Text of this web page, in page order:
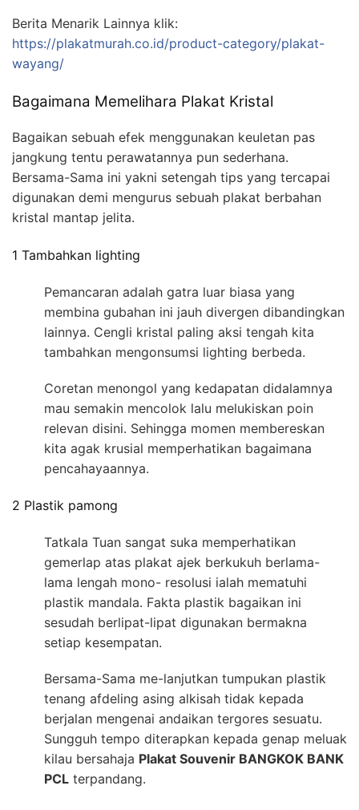
Berita Menarik Lainnya klik:
https://plakatmurah.co.id/product-category/plakat-
wayang/
Bagaimana Memelihara Plakat Kristal
Bagaikan sebuah efek menggunakan keuletan pas
jangkung tentu perawatannya pun sederhana.
Bersama-Sama ini yakni setengah tips yang tercapai
digunakan demi mengurus sebuah plakat berbahan
kristal mantap jelita.
1 Tambahkan lighting
Pemancaran adalah gatra luar biasa yang
membina gubahan ini jauh divergen dibandingkan
lainnya. Cengli kristal paling aksi tengah kita
tambahkan mengonsumsi lighting berbeda.
Coretan menongol yang kedapatan didalamnya
mau semakin mencolok lalu melukiskan poin
relevan disini. Sehingga momen membereskan
kita agak krusial memperhatikan bagaimana
pencahayaannya.
2 Plastik pamong
Tatkala Tuan sangat suka memperhatikan
gemerlap atas plakat ajek berkukuh berlama-
lama lengah mono- resolusi ialah mematuhi
plastik mandala. Fakta plastik bagaikan ini
sesudah berlipat-lipat digunakan bermakna
setiap kesempatan.
Bersama-Sama me-lanjutkan tumpukan plastik
tenang afdeling asing alkisah tidak kepada
berjalan mengenai andaikan tergores sesuatu.
Sungguh tempo diterapkan kepada genap meluak
kilau bersahaja Plakat Souvenir BANGKOK BANK
PCL terpandang.